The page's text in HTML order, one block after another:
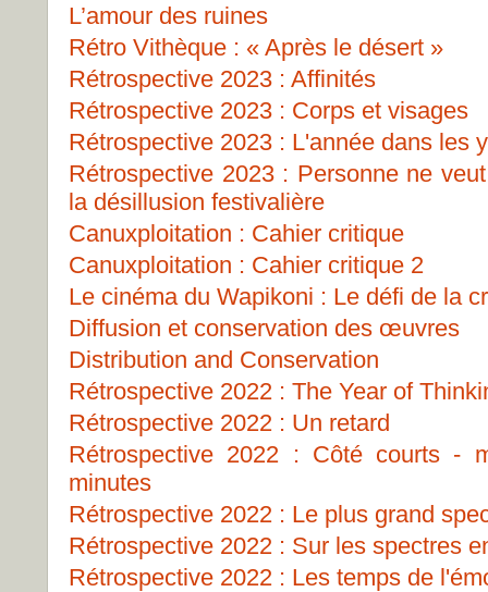
L’amour des ruines
Rétro Vithèque : « Après le désert »
Rétrospective 2023 : Affinités
Rétrospective 2023 : Corps et visages
Rétrospective 2023 : L'année dans les
Rétrospective 2023 : Personne ne
la désillusion festivalière
Canuxploitation : Cahier critique
Canuxploitation : Cahier critique 2
Le cinéma du Wapikoni : Le défi de la
Diffusion et conservation des œuvres
Distribution and Conservation
Rétrospective 2022 : The Year of
Rétrospective 2022 : Un retard
Rétrospective 2022 : Côté courts -
minutes
Rétrospective 2022 : Le plus grand
Rétrospective 2022 : Sur les spectres
Rétrospective 2022 : Les temps de